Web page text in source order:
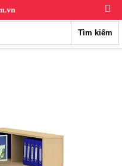
Tìm kiếm